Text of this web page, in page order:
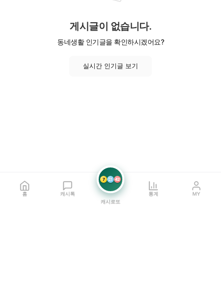
게시글이 없습니다.
동네생활 인기글을 확인하시겠어요?
실시간 인기글 보기
홈 캐시톡
7 21 42
캐시로또
통계 MY